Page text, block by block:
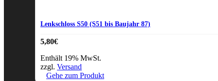
Lenkschloss S50 (S51 bis Baujahr 87)
5,80€
Enthält 19% MwSt.
zzgl. Versand
Gehe zum Produkt